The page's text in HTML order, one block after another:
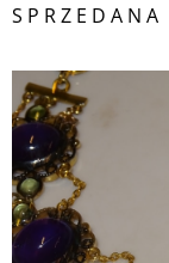
S P R Z E D A N A